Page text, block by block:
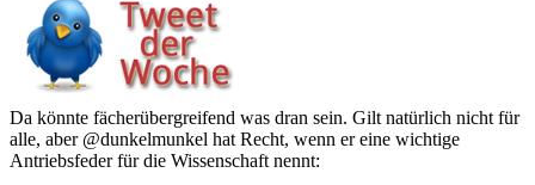
Da könnte fächerübergreifend was dran sein. Gilt natürlich nicht für
alle, aber @dunkelmunkel hat Recht, wenn er eine wichtige
Antriebsfeder für die Wissenschaft nennt: